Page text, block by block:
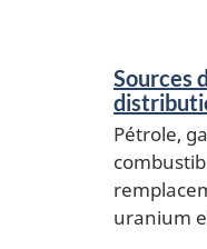
Sources
Pétrole,
uranium